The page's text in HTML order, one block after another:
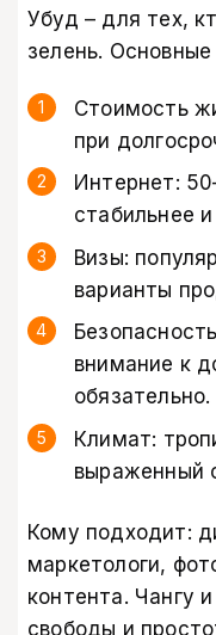
Убуд – для тех,
зелень.
Стоимость
при
Интернет:
стабильнее
Визы:
варианты
внимание к
обязательно.
Климат:
выраженный
Кому подходит:
маркетологи,
контента. Чангу
свободы и